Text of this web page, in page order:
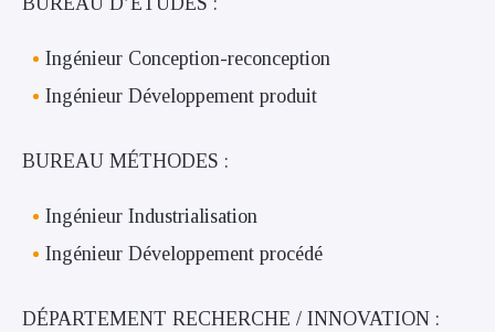
Ingénieur Conception-reconception
Ingénieur Développement produit
BUREAU MÉTHODES :
Ingénieur Industrialisation
Ingénieur Développement procédé
DÉPARTEMENT RECHERCHE / INNOVATION :